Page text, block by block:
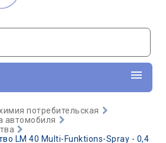
потребительская
автомобиля
LM 40 Multi-Funktions-Spray - 0,4